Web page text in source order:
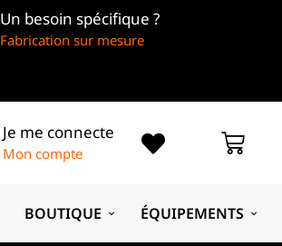
Un besoin spécifique ?
Fabrication sur mesure
Je me connecte
Mon compte
BOUTIQUE ÉQUIPEMENTS